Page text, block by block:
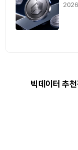
빅데이터 추